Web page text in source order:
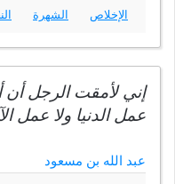
الإخلاص
الشهرة
إني لأمقت الرجل
عمل الدنيا ولا عمل
عبد الله بن مسعود